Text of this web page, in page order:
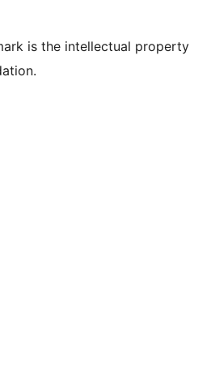
is the intellectual property